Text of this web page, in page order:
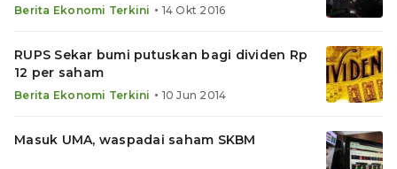
Berita Ekonomi Terkini • 14 Okt 2016
RUPS Sekar bumi putuskan bagi dividen Rp
12 per saham
Berita Ekonomi Terkini • 10 Jun 2014
Masuk UMA, waspadai saham SKBM